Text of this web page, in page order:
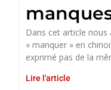
Dans cet article nous
« manquer » en
exprimé pas de la
Lire l'article